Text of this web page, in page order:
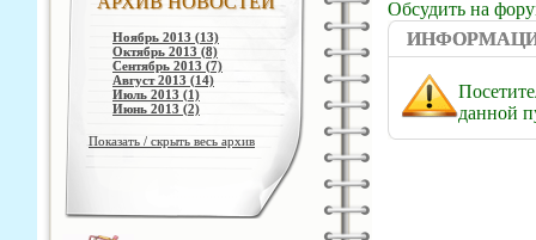
Ноябрь 2013 (13)
Октябрь 2013 (8)
Сентябрь 2013 (7)
Август 2013 (14)
Июль 2013 (1)
Июнь 2013 (2)
Показать / скрыть весь архив
Обсудить на
данной